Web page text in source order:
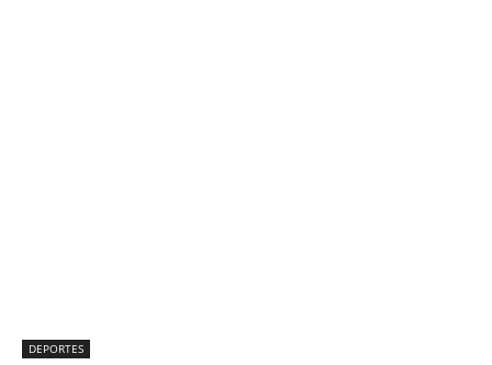
DEPORTES